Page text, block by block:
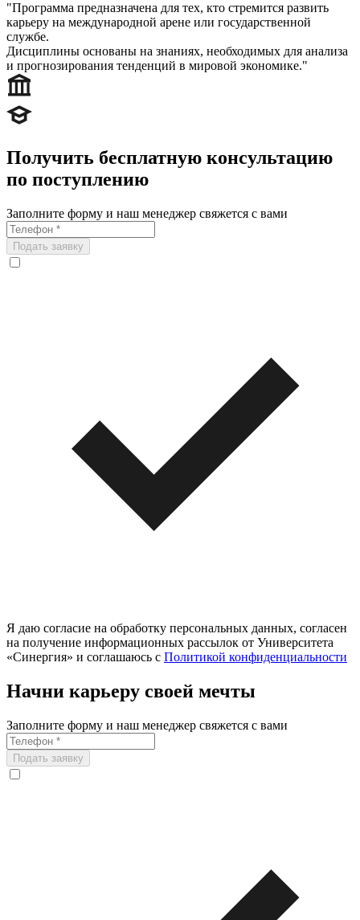
"Программа предназначена для тех, кто стремится развить
карьеру на международной арене или государственной
службе.
Дисциплины основаны на знаниях, необходимых для анализа
и прогнозирования тенденций в мировой экономике."
Получить бесплатную консультацию
по поступлению
Заполните форму и наш менеджер свяжется с вами
Подать заявку
Я даю согласие на обработку персональных данных, согласен
на получение информационных рассылок от Университета
«Синергия» и соглашаюсь c Политикой конфиденциальности
Начни карьеру своей мечты
Заполните форму и наш менеджер свяжется с вами
Подать заявку